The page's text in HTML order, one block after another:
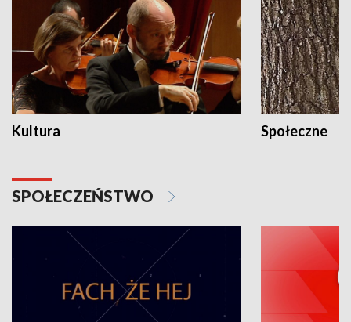
Kultura Społeczne
SPOŁECZEŃSTWO